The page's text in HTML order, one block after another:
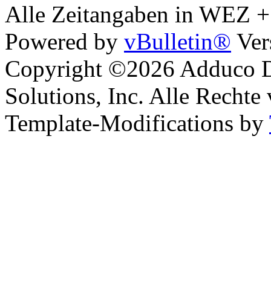
Alle Zeitangaben in WEZ
Powered by vBulletin®
Copyright ©2026 Adduco
Solutions, Inc. Alle Rechte
Template-Modifications by